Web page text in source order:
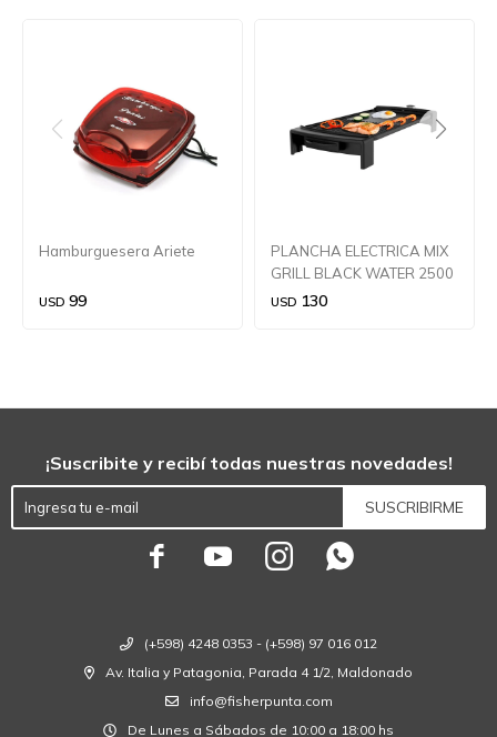
Hamburguesera Ariete
USD 99
PLANCHA ELECTRICA MIX
GRILL BLACK WATER 2500
USD 130
(+598) 4248 0353 - (+598) 97 016 012
Av. Italia y Patagonia, Parada 4 1/2, Maldonado
info@fisherpunta.com
De Lunes a Sábados de 10:00 a 18:00 hs
¡Suscribite y recibí todas nuestras novedades!
SUSCRIBIRME
   